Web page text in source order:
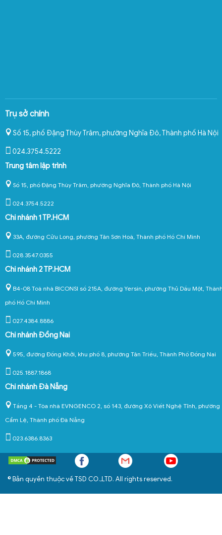
Trụ sở chính
Số 15, phố Đặng Thùy Trâm, phường Nghĩa Đô,Thành phố Hà Nội
024.3754.5222
Trung tâm lập trình
Số 15, phố Đặng Thùy Trâm, phường Nghĩa Đô, Thành phố Hà Nội
024.3754.5222
Chi nhánh 1 TP.HCM
33A, đường Cửu Long, phường Tân Sơn Hoà, Thành phố Hồ Chí Minh
028.3547.0355
Chi nhánh 2 TP.HCM
B4-08 Toà nhà BICONSI số 215A, đường Yersin, phường Thủ Dầu Một,
phố Hồ Chí Minh
027.4384.8886
Chi nhánh Đồng Nai
595, đường Đồng Khởi, khu phố 8, phường Tân Triều, Thành Phố Đồng Nai
025.1887.1868
Chi nhánh Đà Nẵng
Tầng 4 - Tòa nhà EVNGENCO 2, số 143, đường Xô Viết Nghệ Tĩnh, phường
Cẩm Lệ, Thành phố Đà Nẵng
023.6386.8363
© Bản quyền thuộc về TSD CO.,LTD. All rights reserved.